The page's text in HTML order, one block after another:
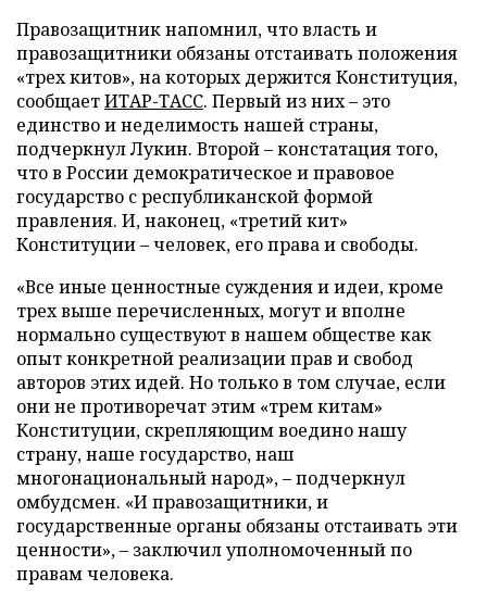
Правозащитник напомнил, что власть и
правозащитники обязаны отстаивать положения
«трех китов», на которых держится Конституция,
сообщаетИТАР-ТАСС. Первый из них – это
единство и неделимость нашей страны,
подчеркнул Лукин. Второй – констатация того,
что в России демократическое и правовое
государство с республиканской формой
правления. И, наконец, «третий кит»
Конституции – человек, его права и свободы.
«Все иные ценностные суждения и идеи, кроме
трех выше перечисленных, могут и вполне
нормально существуют в нашем обществе как
опыт конкретной реализации прав и свобод
авторов этих идей. Но только в том случае, если
они не противоречат этим «трем китам»
Конституции, скрепляющим воедино нашу
страну, наше государство, наш
многонациональный народ», – подчеркнул
омбудсмен. «И правозащитники, и
государственные органы обязаны отстаивать эти
ценности», – заключил уполномоченный по
правам человека.